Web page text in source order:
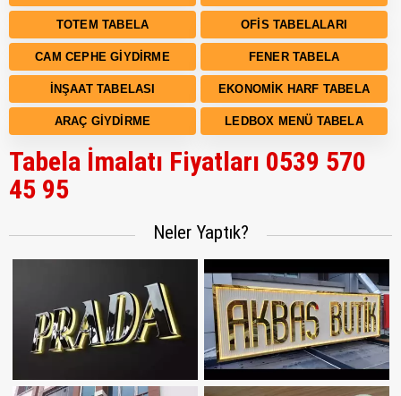
TOTEM TABELA OFIS TABELALARI
CAM CEPHE GIYDIRME FENER TABELA
İNŞAAT TABELASI EKONOMIK HARF TABELA
ARAÇ GIYDIRME LEDBOX MENÜ TABELA
Tabela İmalatı Fiyatları 0539 570
45 95
Neler Yaptık?